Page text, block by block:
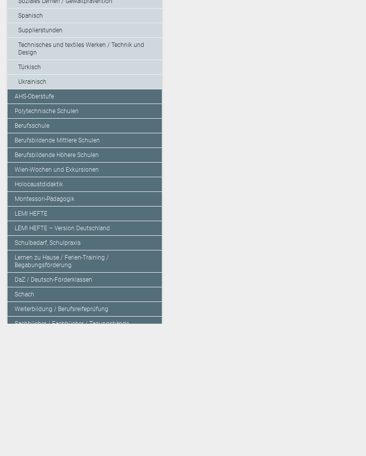
Spanisch
Supplierstunden
Technisches und textiles Werken / Technik und
Design
Türkisch
Ukrainisch
AHS-Oberstufe
Polytechnische Schulen
Berufsschule
Berufsbildende Mittlere Schulen
Berufsbildende Höhere Schulen
Wien-Wochen und Exkursionen
Holocaustdidaktik
Montessori-Pädagogik
LEMI HEFTE
LEMI HEFTE – Version Deutschland
Schulbedarf, Schulpraxis
Lernen zu Hause / Ferien-Training /
Begabungsförderung
DaZ / Deutsch-Förderklassen
Schach
Weiterbildung / Berufsreifeprüfung
Sachbücher / Fachbücher / Tagungsbände